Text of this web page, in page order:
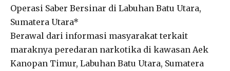
Operasi Saber Bersinar di Labuhan Batu Utara,
Sumatera Utara*
Berawal dari informasi masyarakat terkait
maraknya peredaran narkotika di kawasan Aek
Kanopan Timur, Labuhan Batu Utara, Sumatera